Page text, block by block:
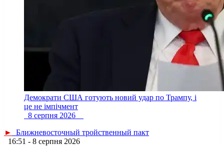
Демократи США готують новий удар по Трампу, і
це не імпічмент
8 серпня 2026
►
Ближневосточный тройственный пакт
16:51 - 8 серпня 2026